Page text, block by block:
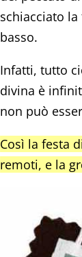
schiacciato
basso.
Infatti, tutto
divina è
non può
Così la festa
remoti, e la